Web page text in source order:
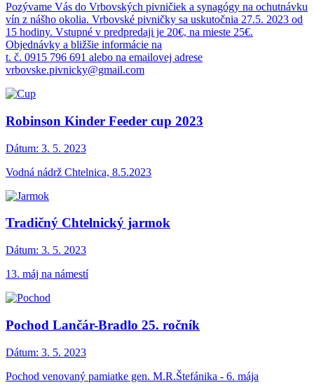
Pozývame Vás do Vrbovských pivničiek a synagógy na ochutnávku
vín z nášho okolia. Vrbovské pivničky sa uskutočnia 27.5. 2023 od
15 hodiny. Vstupné v predpredaji je 20€, na mieste 25€.
Objednávky a bližšie informácie na
t. č. 0915 796 691 alebo na emailovej adrese
vrbovske.pivnicky@gmail.com
Robinson Kinder Feeder cup 2023
Dátum: 3. 5. 2023
Vodná nádrž Chtelnica, 8.5.2023
Tradičný Chtelnický jarmok
Dátum: 3. 5. 2023
13. máj na námestí
Pochod Lančár-Bradlo 25. ročník
Dátum: 3. 5. 2023
Pochod venovaný pamiatke gen. M.R.Štefánika - 6. mája